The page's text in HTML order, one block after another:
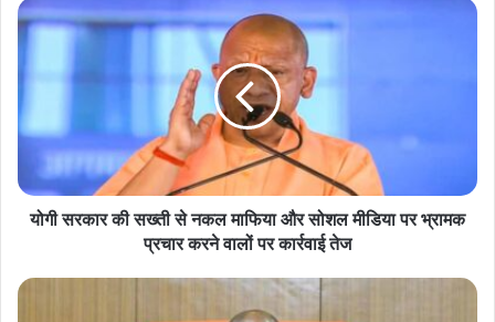
जीवंत उदाहरण प्रस्तुत कर रहे शिवभक्तः मुख्यमंत्री
August 8, 2026
शहीद ठाकुर रोशन सिंह की जन्मभूमि में खन्नौत नदी पर बना
पक्का पुल तो छलक पड़े लोगों के आंसू
August 8, 2026
योगी सरकार की नई पहल, IAS-IPS और IFS अधिकारी हर
माह विद्यार्थियों से करेंगे संवाद
प्रयागराज में राहुल गांधी पर पोस्टर वार, ‘भारत बाद में पहले
योगी सरकार की सख्ती से नकल माफिया और सोशल मीडिया पर भ्रामक
प्रचार करने वालों पर कार्रवाई तेज